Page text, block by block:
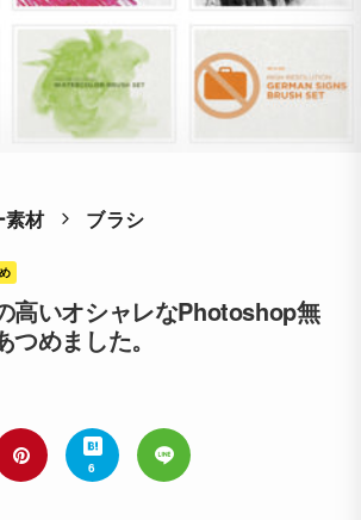
素材 ブラシ
高いオシャレなPhotoshop無
めました。
6